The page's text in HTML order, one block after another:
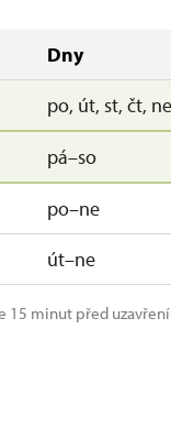
Dny
po, út, st, čt, ne
pá–so
po–ne
út–ne
15 minut před